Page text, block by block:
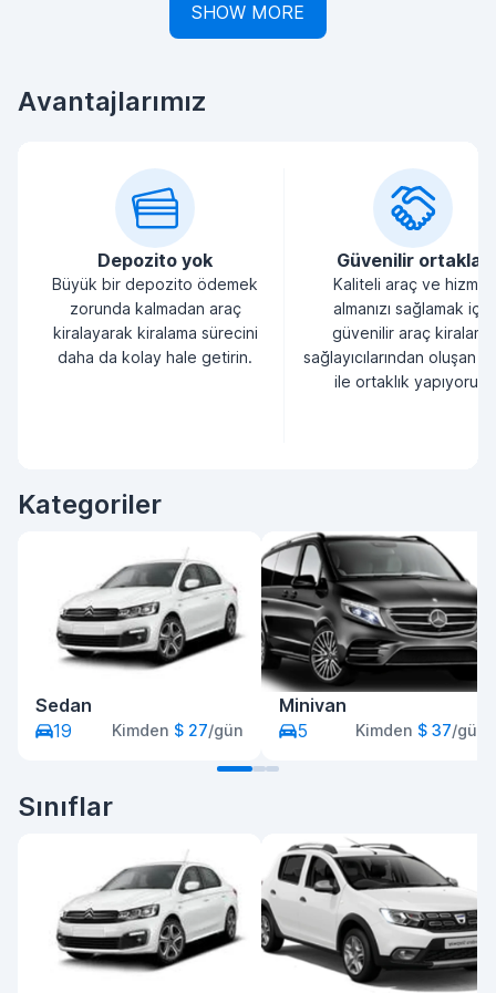
SHOW MORE
Avantajlarımız
Depozito yok
Büyük bir depozito ödemek
zorunda kalmadan araç
kiralayarak kiralama sürecini
daha da kolay hale getirin.
Güvenilir ortaklar
Kaliteli araç ve hizmet
almanızı sağlamak için
güvenilir araç kiralama
sağlayıcılarından oluşan
ile ortaklık yapıyoruz.
Kategoriler
Sedan
19
Kimden $ 27/gün
Minivan
5
Kimden $ 37/gün
Sınıflar